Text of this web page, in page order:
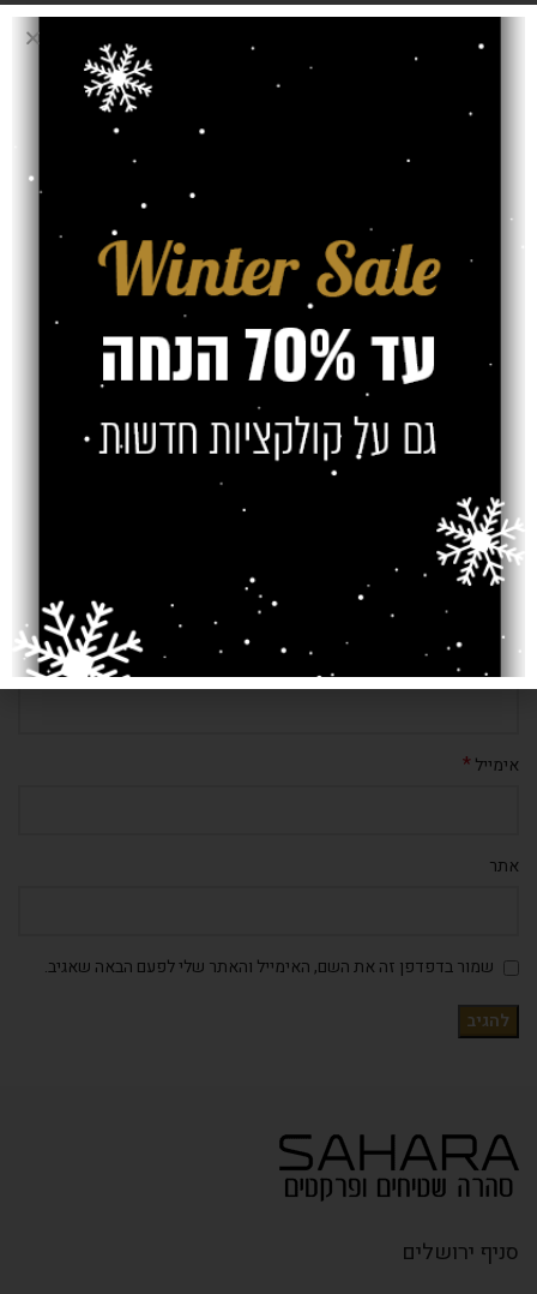
כתיבת תגובה
האימייל לא יוצג באתר. שדות החובה מסומנים*
*
אימייל*
אתר
שמור בדפדפן זה את השם, האימייל והאתר שלי לפעם הבאה שאגיב.
סניף ירושלים